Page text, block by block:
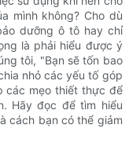
mình không? Cho dù
dưỡng ô tô hay chỉ
là phải hiểu được ý
tôi, "Bạn sẽ tốn bao
nhỏ các yếu tố góp
các mẹo thiết thực để
Hãy đọc để tìm hiểu
cách bạn có thể giảm